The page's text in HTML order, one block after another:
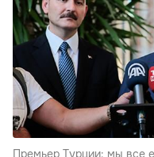
Премьер Турции: мы все